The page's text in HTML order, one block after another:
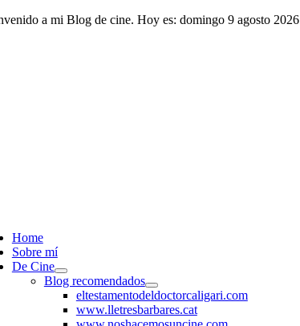
Saltar a mi Blog de cine. Hoy es: domingo 9 agosto 2026
Home
Sobre mí
De Cine
Blog recomendados
eltestamentodeldoctorcaligari.com
www.lletresbarbares.cat